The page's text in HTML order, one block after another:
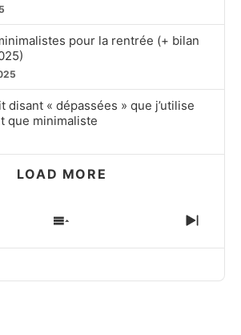
pour la rentrée (+ bilan
disant « dépassées » que j’utilise
que minimaliste
LOAD MORE
SHOW
EPISODES
NEXT